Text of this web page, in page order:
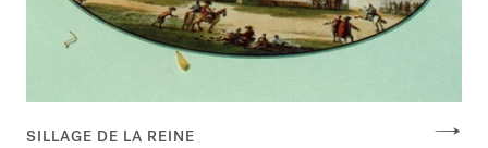
SILLAGE DE LA REINE